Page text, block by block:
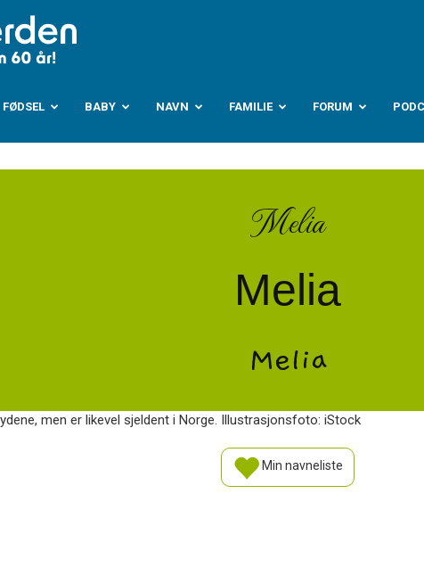
Babyverden.no
FØDSEL BABY NAVN FAMILIE FORUM
Melia
Melia
Melia
men er likevel sjeldent i Norge. Illustrasjonsfoto: iStock
Min navneliste